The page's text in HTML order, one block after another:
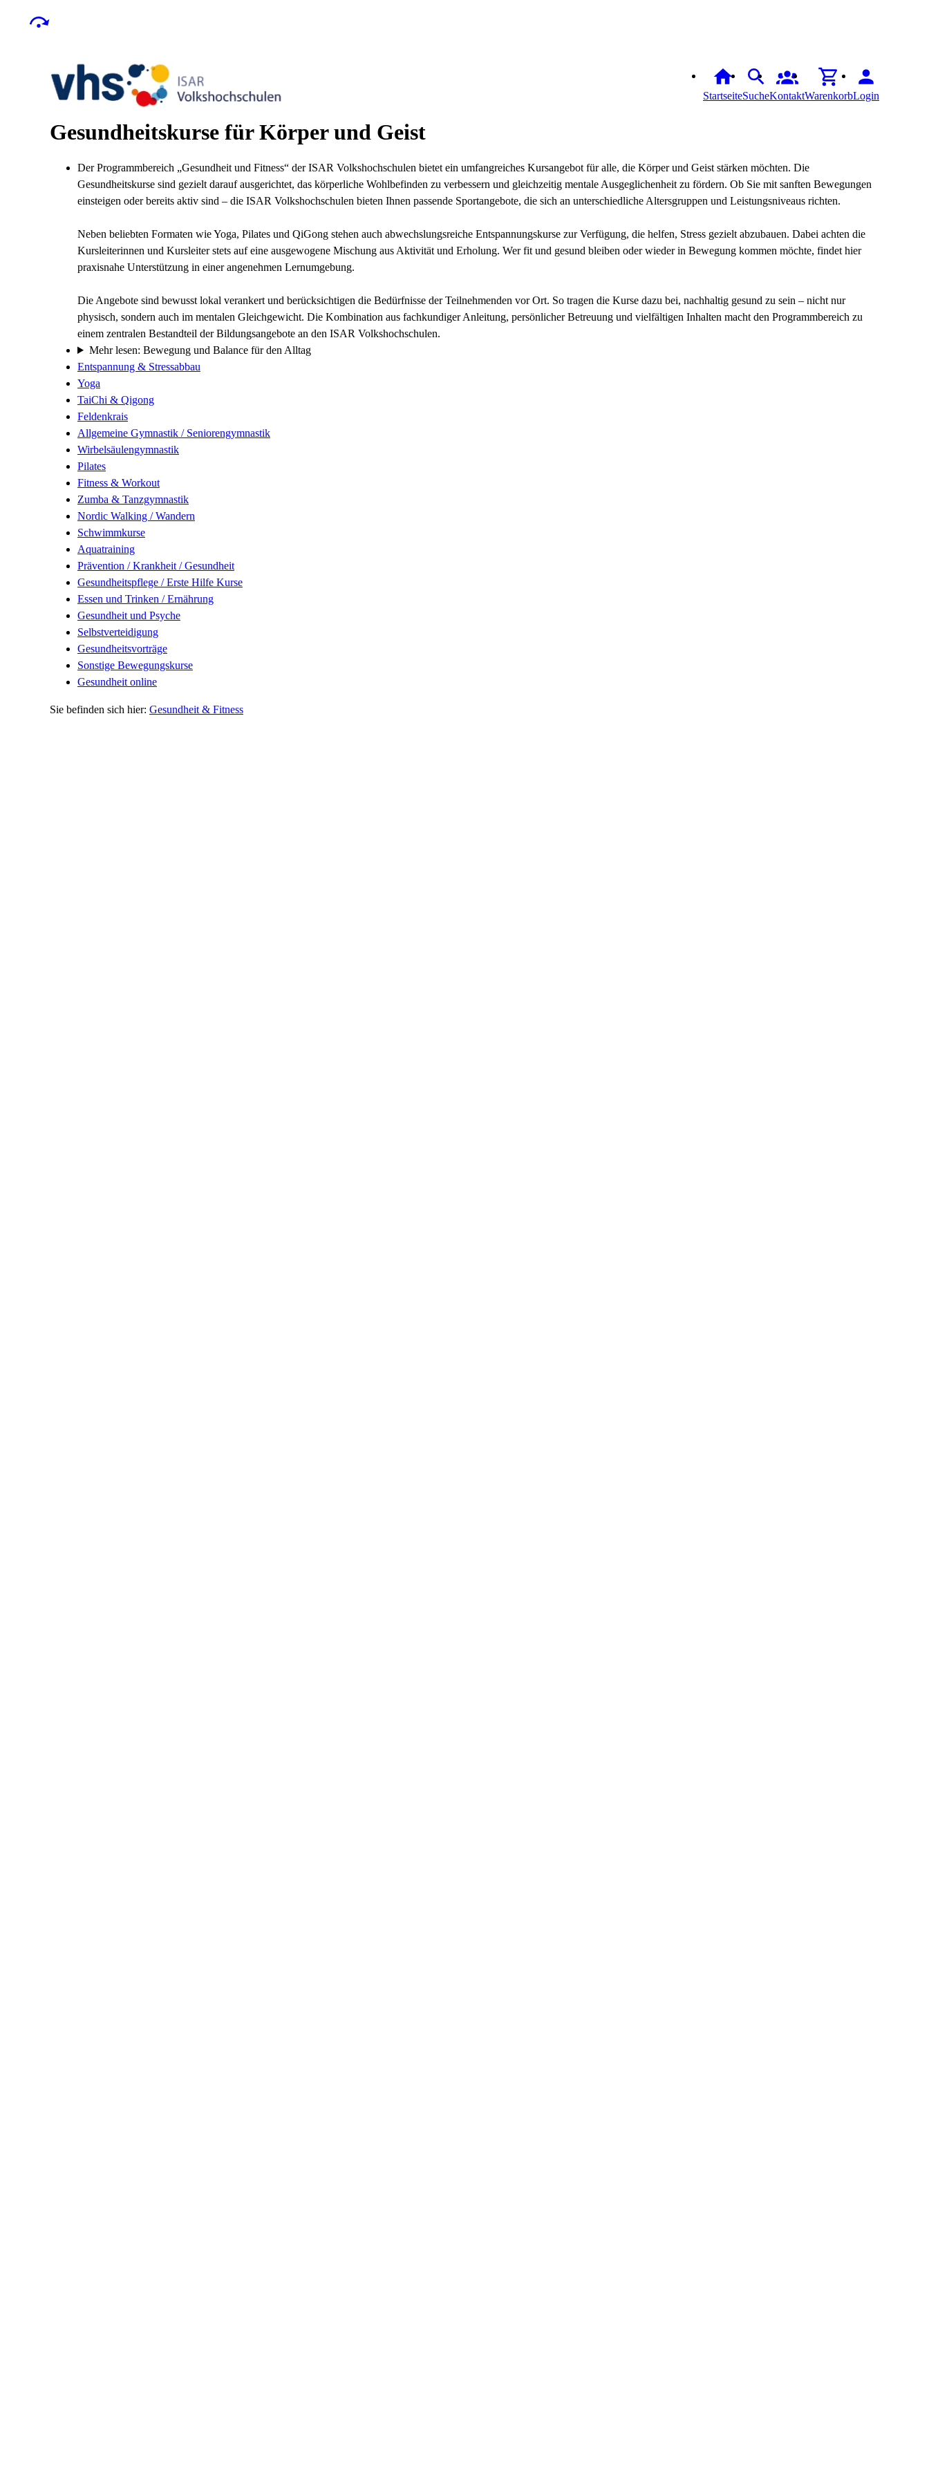
StartseiteSucheKontaktWarenkorbLogin
Gesundheitskurse für Körper und Geist
Der Programmbereich „Gesundheit und Fitness“ der ISAR Volkshochschulen bietet ein umfangreiches Kursangebot für alle, die Körper und Geist stärken möchten. Die
Gesundheitskurse sind gezielt darauf ausgerichtet, das körperliche Wohlbefinden zu verbessern und gleichzeitig mentale Ausgeglichenheit zu fördern. Ob Sie mit sanften Bewegungen
einsteigen oder bereits aktiv sind – die ISAR Volkshochschulen bieten Ihnen passende Sportangebote, die sich an unterschiedliche Altersgruppen und Leistungsniveaus richten.
Neben beliebten Formaten wie Yoga, Pilates und QiGong stehen auch abwechslungsreiche Entspannungskurse zur Verfügung, die helfen, Stress gezielt abzubauen. Dabei achten die
Kursleiterinnen und Kursleiter stets auf eine ausgewogene Mischung aus Aktivität und Erholung. Wer fit und gesund bleiben oder wieder in Bewegung kommen möchte, findet hier
praxisnahe Unterstützung in einer angenehmen Lernumgebung.
Die Angebote sind bewusst lokal verankert und berücksichtigen die Bedürfnisse der Teilnehmenden vor Ort. So tragen die Kurse dazu bei, nachhaltig gesund zu sein – nicht nur
physisch, sondern auch im mentalen Gleichgewicht. Die Kombination aus fachkundiger Anleitung, persönlicher Betreuung und vielfältigen Inhalten macht den Programmbereich zu
einem zentralen Bestandteil der Bildungsangebote an den ISAR Volkshochschulen.
Mehr lesen: Bewegung und Balance für den Alltag
Entspannung & Stressabbau
Yoga
TaiChi & Qigong
Feldenkrais
Allgemeine Gymnastik / Seniorengymnastik
Wirbelsäulengymnastik
Pilates
Fitness & Workout
Zumba & Tanzgymnastik
Nordic Walking / Wandern
Schwimmkurse
Aquatraining
Prävention / Krankheit / Gesundheit
Gesundheitspflege / Erste Hilfe Kurse
Essen und Trinken / Ernährung
Gesundheit und Psyche
Selbstverteidigung
Gesundheitsvorträge
Sonstige Bewegungskurse
Gesundheit online
Gesundheit & Fitness